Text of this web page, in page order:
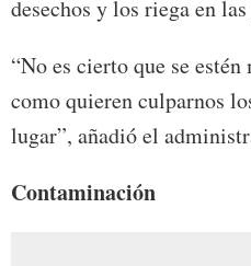
desechos y los riega en
“No es cierto que se
como quieren culparnos
lugar”, añadió el
Contaminación